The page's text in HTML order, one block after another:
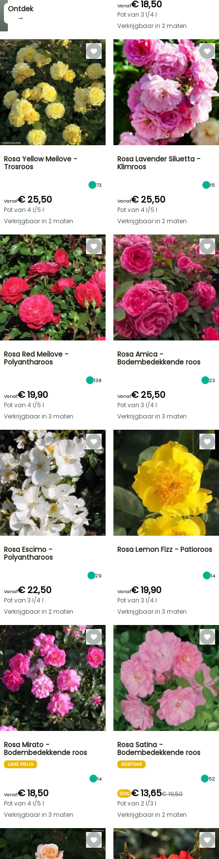
Ontdek
→
Vanaf€ 18,50
Pot van 3 l/4 l
Verkrijgbaar in 2 maten
Rosa Yellow Meilove -
Trosroos
73
Vanaf€ 25,50
Pot van 4 l/5 l
Verkrijgbaar in 2 maten
Rosa Lavender Siluetta -
Klimroos
15
Vanaf€ 25,50
Pot van 4 l/5 l
Verkrijgbaar in 2 maten
Rosa Red Meilove -
Polyantharoos
138
Vanaf€ 19,90
Pot van 4 l/5 l
Verkrijgbaar in 3 maten
Rosa Amica -
Bodembedekkende roos
23
Vanaf€ 25,50
Pot van 3 l/4 l
Verkrijgbaar in 3 maten
Rosa Escimo -
Polyantharoos
29
Vanaf€ 22,50
Pot van 3 l/4 l
Verkrijgbaar in 2 maten
Rosa Lemon Fizz - Patioroos
14
Vanaf€ 19,90
Pot van 3 l/4 l
Verkrijgbaar in 3 maten
Rosa Mirato -
Bodembedekkende roos
LAGE PRIJS
14
Vanaf€ 18,50
Pot van 4 l/5 l
Verkrijgbaar in 3 maten
Rosa Satina -
Bodembedekkende roos
KORTING
52
30% € 13,65€ 19,50
Pot van 2 l/3 l
Verkrijgbaar in 2 maten